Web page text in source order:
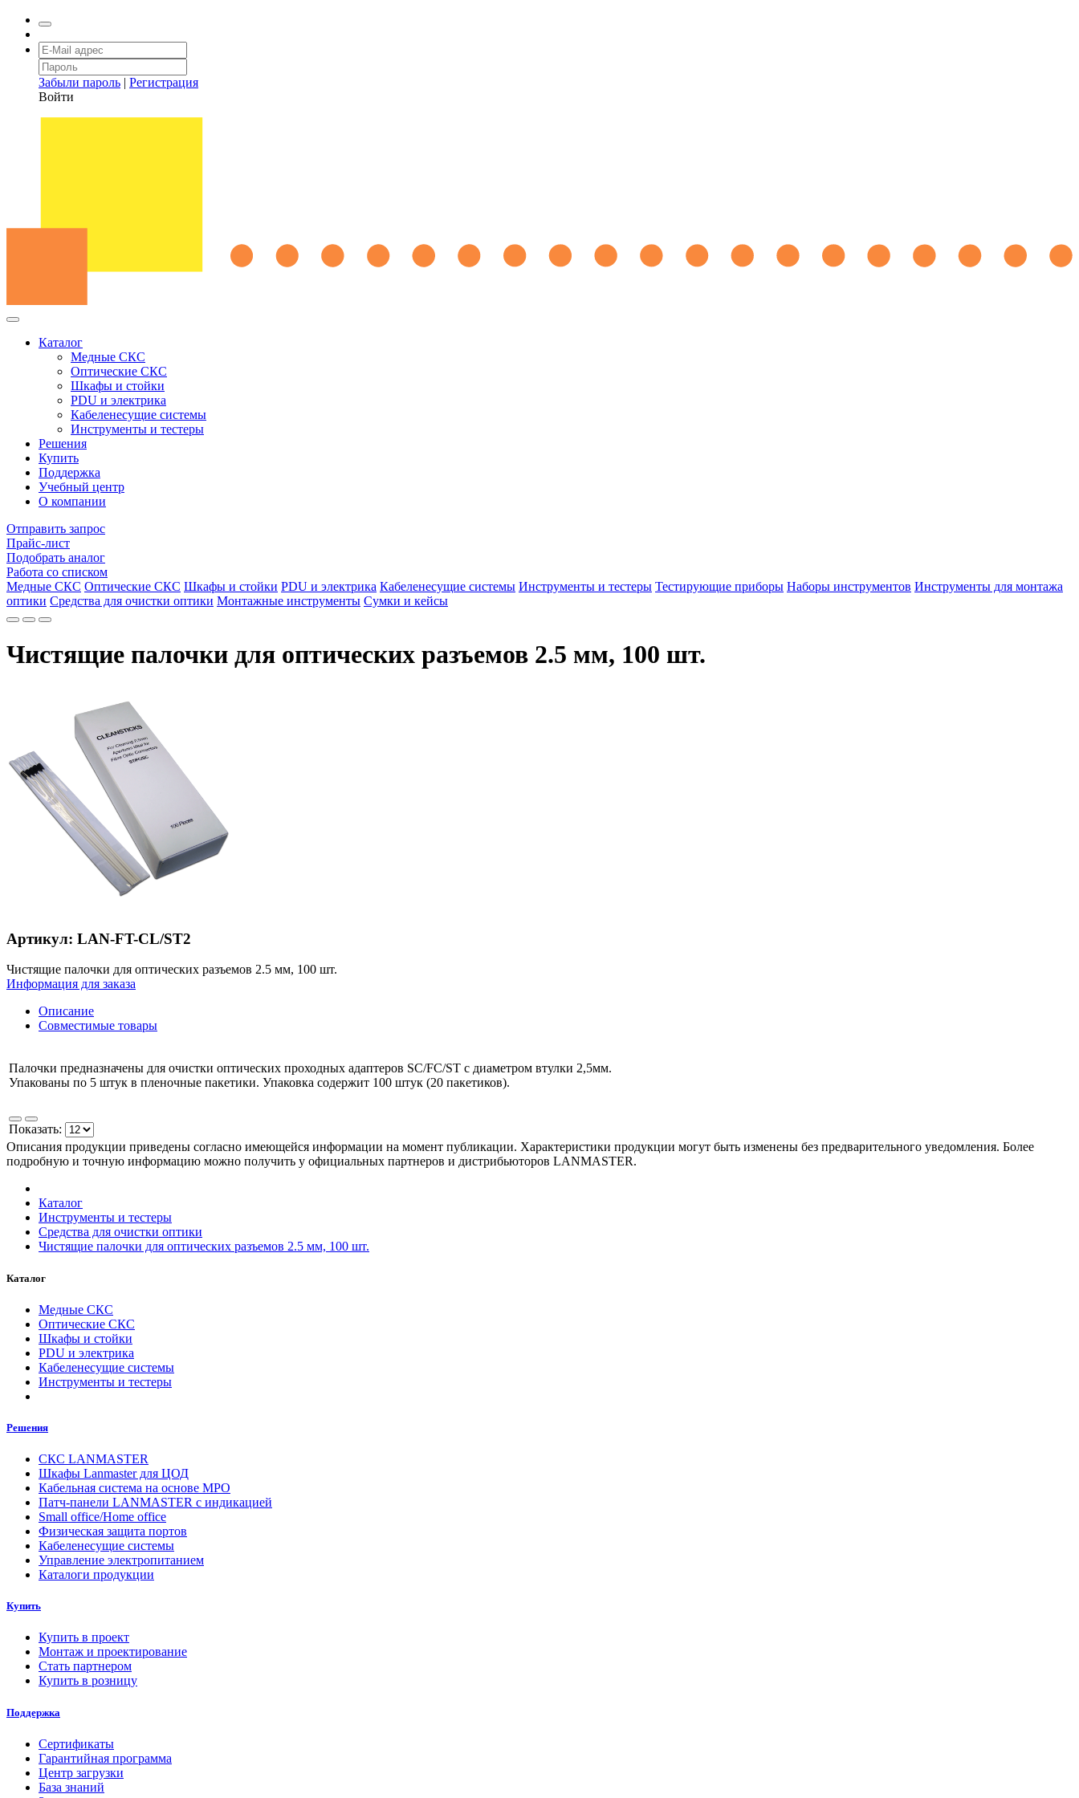
Забыли пароль | Регистрация
Войти
Каталог
Медные СКС
Оптические СКС
Шкафы и стойки
PDU и электрика
Кабеленесущие системы
Инструменты и тестеры
Решения
Купить
Поддержка
Учебный центр
О компании
Отправить запрос
Прайс-лист
Подобрать аналог
Работа со списком
Медные СКС Оптические СКС Шкафы и стойки PDU и электрика Кабеленесущие системы Инструменты и тестеры Тестирующие приборы Наборы инструментов Инструменты для монтажа
оптики Средства для очистки оптики Монтажные инструменты Сумки и кейсы
Чистящие палочки для оптических разъемов 2.5 мм, 100 шт.
Артикул: LAN-FT-CL/ST2
Чистящие палочки для оптических разъемов 2.5 мм, 100 шт.
Информация для заказа
Описание
Совместимые товары
Палочки предназначены для очистки оптических проходных адаптеров SC/FC/ST с диаметром втулки 2,5мм.
Упакованы по 5 штук в пленочные пакетики. Упаковка содержит 100 штук (20 пакетиков).
Показать:
Описания продукции приведены согласно имеющейся информации на момент публикации. Характеристики продукции могут быть изменены без предварительного уведомления. Более
подробную и точную информацию можно получить у официальных партнеров и дистрибьюторов LANMASTER.
Каталог
Инструменты и тестеры
Средства для очистки оптики
Чистящие палочки для оптических разъемов 2.5 мм, 100 шт.
Каталог
Медные СКС
Оптические СКС
Шкафы и стойки
PDU и электрика
Кабеленесущие системы
Инструменты и тестеры
Решения
СКС LANMASTER
Шкафы Lanmaster для ЦОД
Кабельная система на основе MPO
Патч-панели LANMASTER с индикацией
Small office/Home office
Физическая защита портов
Кабеленесущие системы
Управление электропитанием
Каталоги продукции
Купить
Купить в проект
Монтаж и проектирование
Стать партнером
Купить в розницу
Поддержка
Сертификаты
Гарантийная программа
Центр загрузки
База знаний